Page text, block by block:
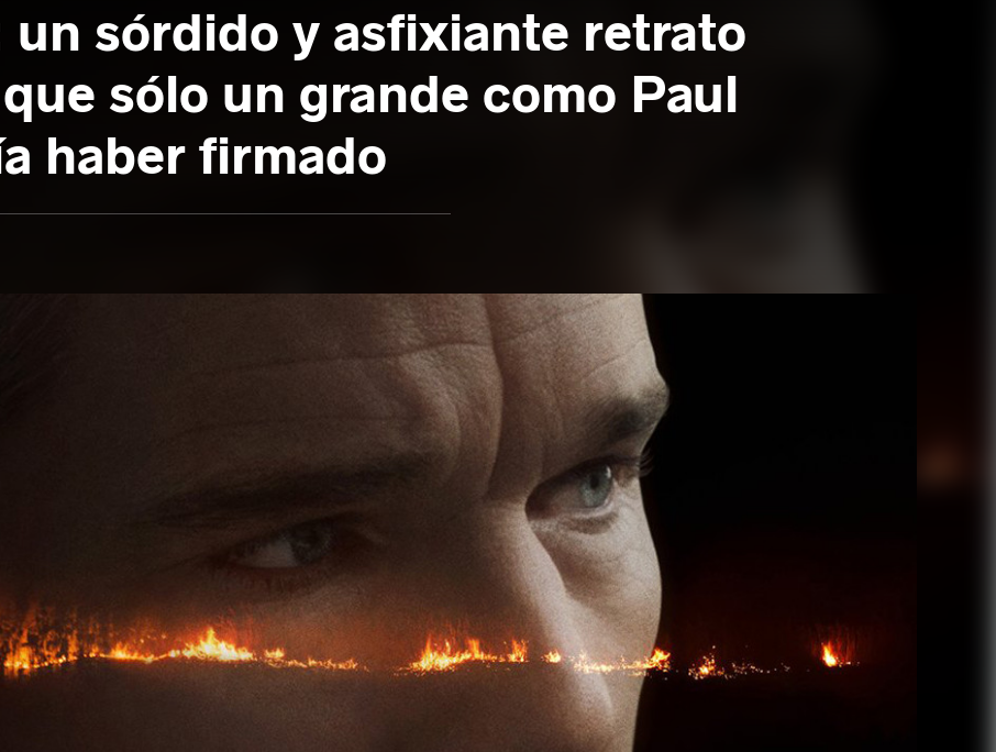
sórdido y asfixiante retrato
sólo un grande como Paul
haber firmado